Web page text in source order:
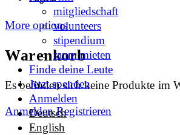
More options
Warenkorb
Es befinden sich keine Produkte im
Anmelden Registrieren
mitgliedschaft
volunteers
stipendium
raum mieten
Finde deine Leute
Jetzt spenden
Anmelden
Deutsch
English